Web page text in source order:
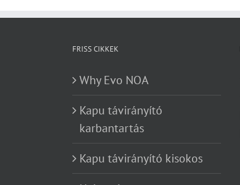
FRISS CIKKEK
Why Evo NOA
Kapu távirányító
karbantartás
Kapu távirányító kisokos